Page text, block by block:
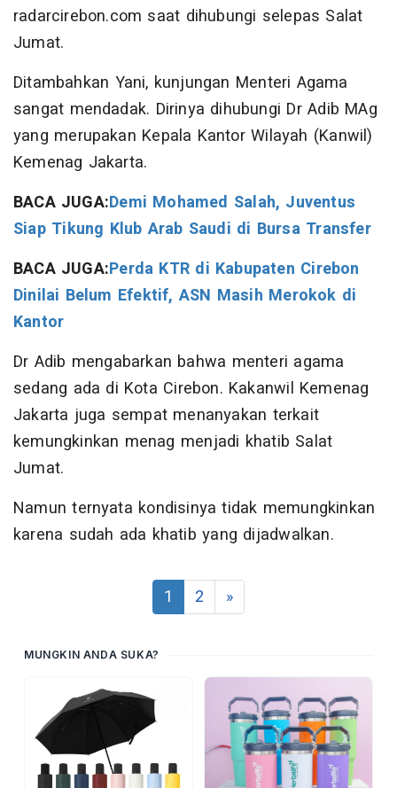
radarcirebon.com saat dihubungi selepas Salat
Jumat.
Ditambahkan Yani, kunjungan Menteri Agama
sangat mendadak. Dirinya dihubungi Dr Adib MAg
yang merupakan Kepala Kantor Wilayah (Kanwil)
Kemenag Jakarta.
BACA JUGA:Demi Mohamed Salah, Juventus
Siap Tikung Klub Arab Saudi di Bursa Transfer
BACA JUGA:Perda KTR di Kabupaten Cirebon
Dinilai Belum Efektif, ASN Masih Merokok di
Kantor
Dr Adib mengabarkan bahwa menteri agama
sedang ada di Kota Cirebon. Kakanwil Kemenag
Jakarta juga sempat menanyakan terkait
kemungkinkan menag menjadi khatib Salat
Jumat.
Namun ternyata kondisinya tidak memungkinkan
karena sudah ada khatib yang dijadwalkan.
1 2 »